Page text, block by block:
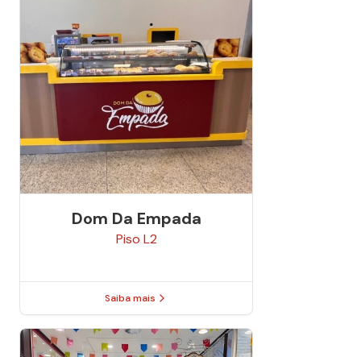
Dom Da Empada
Piso L2
Saiba mais